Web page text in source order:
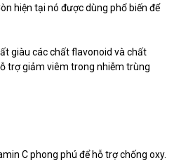
hiện tại nó được dùng phổ biến để
giàu các chất flavonoid và chất
trợ giảm viêm trong nhiễm trùng
C phong phú để hỗ trợ chống oxy.